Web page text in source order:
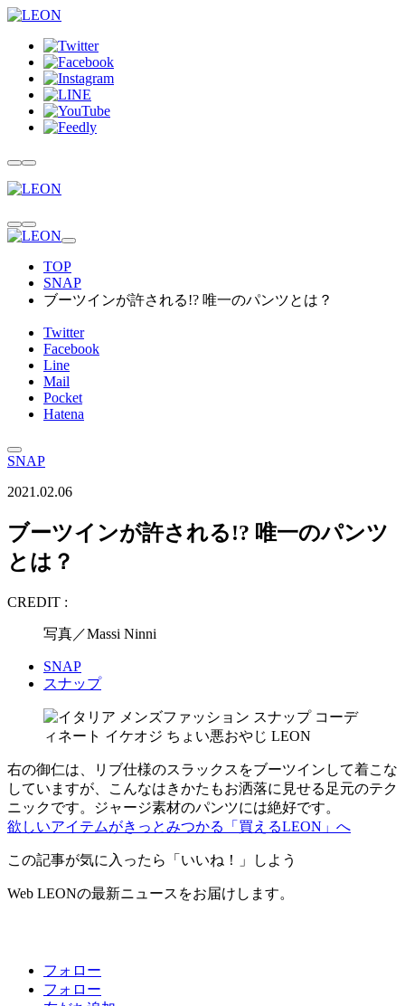
TOP
SNAP
ブーツインが許される!? 唯一のパンツとは？
Twitter
Facebook
Line
Mail
Pocket
Hatena
SNAP
2021.02.06
ブーツインが許される!? 唯一のパンツ
とは？
CREDIT :
写真／Massi Ninni
SNAP
スナップ
右の御仁は、リブ仕様のスラックスをブーツインして着こな
していますが、こんなはきかたもお洒落に見せる足元のテク
ニックです。ジャージ素材のパンツには絶好です。
欲しいアイテムがきっとみつかる「買えるLEON」へ
この記事が気に入ったら「いいね！」しよう
Web LEONの最新ニュースをお届けします。
フォロー
フォロー